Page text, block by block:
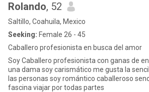
Rolando, 52
Saltillo, Coahuila, Mexico
Seeking: Female 26 - 45
Caballero profesionista en busca del amor
Soy Caballero profesionista con ganas de encontrar el amor de
una dama soy carismático me gusta la
las personas soy romántico caballeroso
fascina viajar por todas partes